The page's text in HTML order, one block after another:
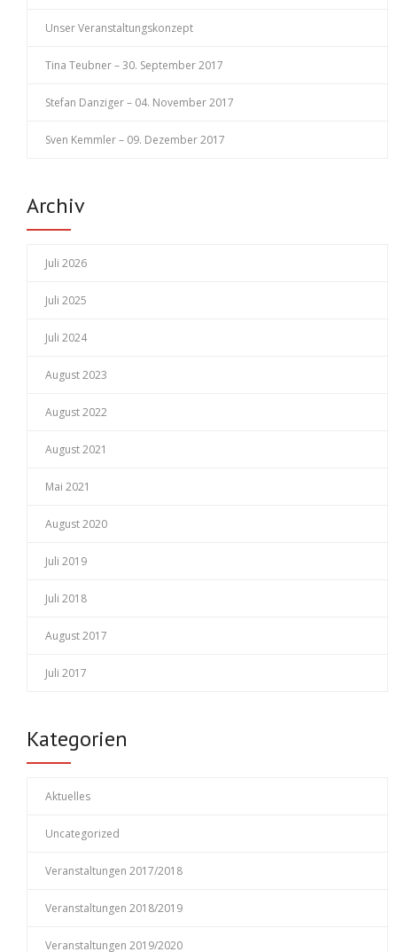
Unser Veranstaltungskonzept
Tina Teubner – 30. September 2017
Stefan Danziger – 04. November 2017
Sven Kemmler – 09. Dezember 2017
Archiv
Juli 2026
Juli 2025
Juli 2024
August 2023
August 2022
August 2021
Mai 2021
August 2020
Juli 2019
Juli 2018
August 2017
Juli 2017
Kategorien
Aktuelles
Uncategorized
Veranstaltungen 2017/2018
Veranstaltungen 2018/2019
Veranstaltungen 2019/2020